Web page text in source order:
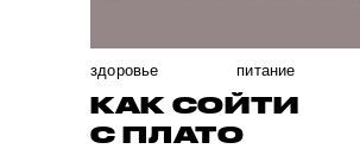
здоровье питание
КАК СОЙТИ
С ПЛАТО